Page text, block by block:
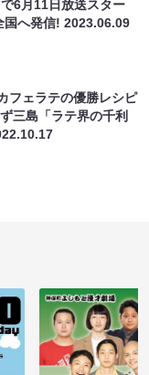
6月11日放送スター
国へ発信!2023.06.09
フェラテの優勝レシピ
三島「ラテ界の千利